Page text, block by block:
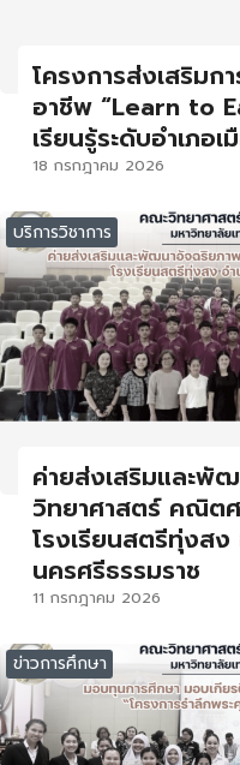
โครงการส่งเสริม
อาชีพ “Learn to
เรียนรู้ระดับอำเภอ
18 กรกฎาคม 2026
บริการวิชาการ
ค่ายส่งเสริมและพั
วิทยาศาสตร์ คณิตศ
โรงเรียนสตรีทุ่งส
นครศรีธรรมราช
11 กรกฎาคม 2026
ข่าวการศึกษา